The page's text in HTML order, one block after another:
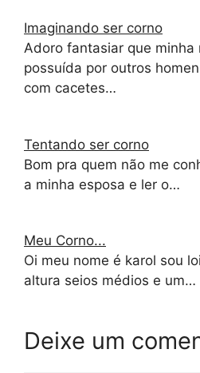
Imaginando ser corno
Adoro fantasiar que minha
possuída por outros
com cacetes…
Tentando ser corno
Bom pra quem não me
a minha esposa e ler o…
Meu Corno...
Oi meu nome é karol sou
altura seios médios e um…
Deixe um